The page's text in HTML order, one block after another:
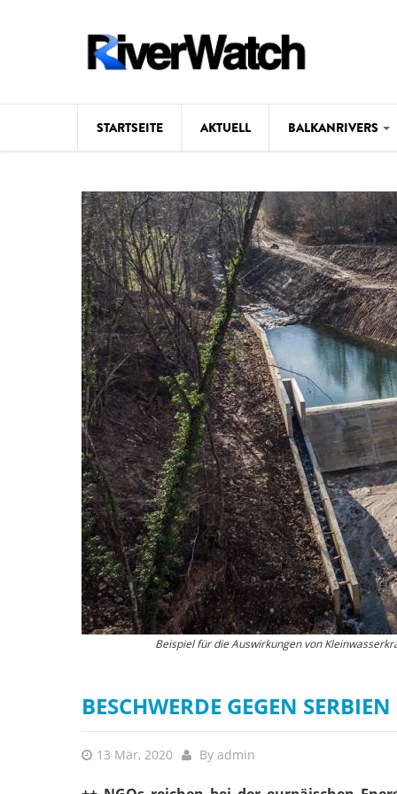
STARTSEITE AKTUELL BALKANRIVERS
Karte
Studien
Fotos
Videos
Aktuell
Beispiel für die Auswirkungen vonSo sieht das
BESCHWERDE GEGEN
13 Mär, 2020 By admin